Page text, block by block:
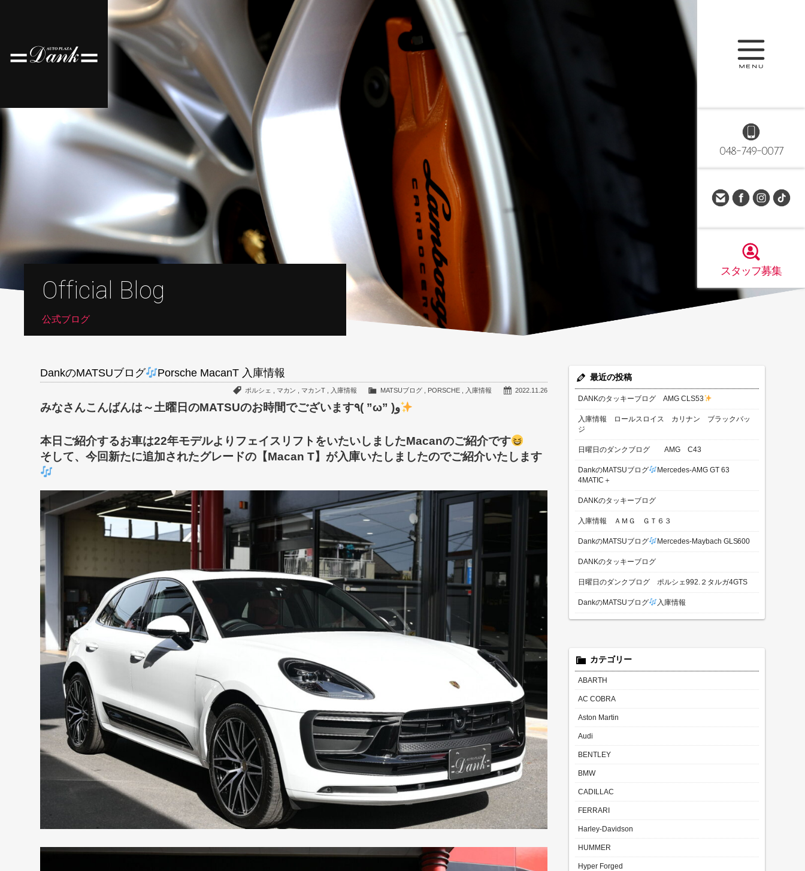
048-749-0077
スタッフ募集
Official Blog
公式ブログ
DankのMATSUブログ Porsche MacanT 入庫情報
2022.11.26
MATSUブログ PORSCHE 入庫情報
ポルシェ マカン マカンT 入庫情報
みなさんこんばんは～土曜日のMATSUのお時間でございます٩( ”ω” )و
本日ご紹介するお車は22年モデルよりフェイスリフトをいたいしましたMacanのご紹介です
そして、今回新たに追加されたグレードの【Macan T】が入庫いたしましたのでご紹介いたします
最近の投稿
DANKのタッキーブログ AMG CLS53
入庫情報 ロールスロイス カリナン ブラックバッ
ジ
日曜日のダンクブログ AMG C43
DankのMATSUブログ
Mercedes-AMG GT 63
4MATIC＋
DANKのタッキーブログ
入庫情報 ＡＭＧ ＧＴ６３
DankのMATSUブログ Mercedes-Maybach GLS600
DANKのタッキーブログ
日曜日のダンクブログ ポルシェ992.２タルガ4GTS
DankのMATSUブログ 入庫情報
カテゴリー
ABARTH
AC COBRA
Aston Martin
Audi
BENTLEY
BMW
CADILLAC
FERRARI
Harley-Davidson
HUMMER
Hyper Forged